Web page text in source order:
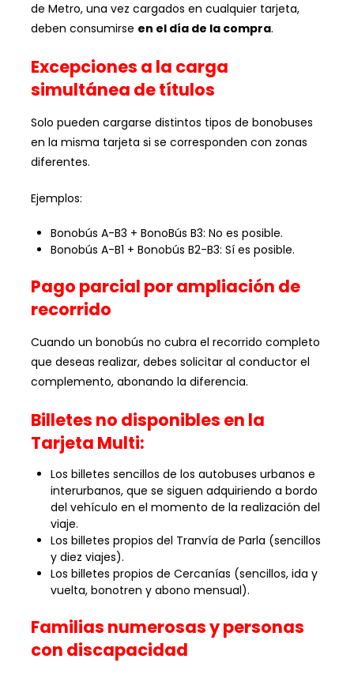
de Metro, una vez cargados en cualquier tarjeta,
deben consumirse en el día de la compra.
Excepciones a la carga
simultánea de títulos
Solo pueden cargarse distintos tipos de bonobuses
en la misma tarjeta si se corresponden con zonas
diferentes.
Ejemplos:
Bonobús A-B3 + BonoBús B3: No es posible.
Bonobús A-B1 + Bonobús B2-B3: Sí es posible.
Pago parcial por ampliación de
recorrido
Cuando un bonobús no cubra el recorrido completo
que deseas realizar, debes solicitar al conductor el
complemento, abonando la diferencia.
Billetes no disponibles en la
Tarjeta Multi:
Los billetes sencillos de los autobuses urbanos e
interurbanos, que se siguen adquiriendo a bordo
del vehículo en el momento de la realización del
viaje.
Los billetes propios del Tranvía de Parla (sencillos
y diez viajes).
Los billetes propios de Cercanías (sencillos, ida y
vuelta, bonotren y abono mensual).
Familias numerosas y personas
con discapacidad